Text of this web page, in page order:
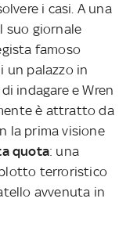
i casi. A una
suo giornale
famoso
un palazzo in
indagare e Wren
è attratto da
la prima visione
quota: una
terroristico
avvenuta in